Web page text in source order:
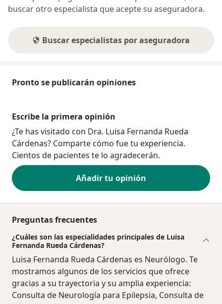
buscar otro especialista que acepte su aseguradora.
Buscar especialistas por aseguradora
Pronto se publicarán opiniones
Escribe la primera opinión
¿Te has visitado con Dra. Luisa Fernanda Rueda
Cárdenas? Comparte cómo fue tu experiencia.
Cientos de pacientes te lo agradecerán.
Añadir tu opinión
Preguntas frecuentes
¿Cuáles son las especialidades principales de Luisa
Fernanda Rueda Cárdenas?
Luisa Fernanda Rueda Cárdenas es Neurólogo. Te
mostramos algunos de los servicios que ofrece
gracias a su trayectoria y su amplia experiencia:
Consulta de Neurología para Epilepsia, Consulta de